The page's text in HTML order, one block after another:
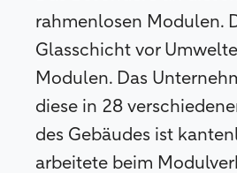
rahmenlosen Modulen.
Glasschicht vor
Modulen. Das
diese in 28
des Gebäudes ist
arbeitete beim